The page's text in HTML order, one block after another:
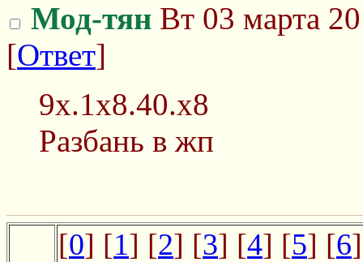
Мод-тян Вт 03 марта
[Ответ]
9x.1x8.40.x8
Разбань в жп
[0] [1] [2] [3] [4] [5] [6